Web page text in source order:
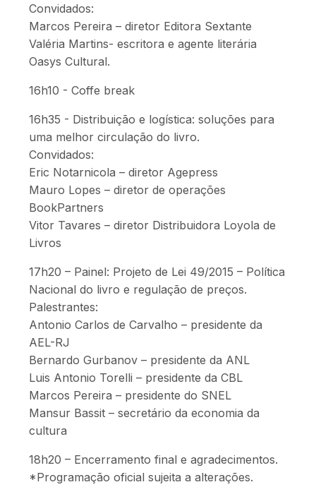
Convidados:
Marcos Pereira – diretor Editora Sextante
Valéria Martins- escritora e agente literária
Oasys Cultural.
16h10 - Coffe break
16h35 - Distribuição e logística: soluções para
uma melhor circulação do livro.
Convidados:
Eric Notarnicola – diretor Agepress
Mauro Lopes – diretor de operações
BookPartners
Vitor Tavares – diretor Distribuidora Loyola de
Livros
17h20 – Painel: Projeto de Lei 49/2015 – Política
Nacional do livro e regulação de preços.
Palestrantes:
Antonio Carlos de Carvalho – presidente da
AEL-RJ
Bernardo Gurbanov – presidente da ANL
Luis Antonio Torelli – presidente da CBL
Marcos Pereira – presidente do SNEL
Mansur Bassit – secretário da economia da
cultura
18h20 – Encerramento final e agradecimentos.
*Programação oficial sujeita a alterações.